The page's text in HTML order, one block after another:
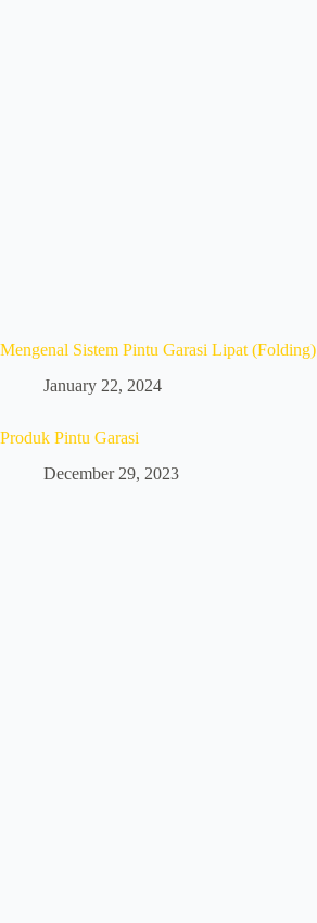
Mengenal Sistem Pintu Garasi Lipat (Folding)
January 22, 2024
Produk Pintu Garasi
December 29, 2023